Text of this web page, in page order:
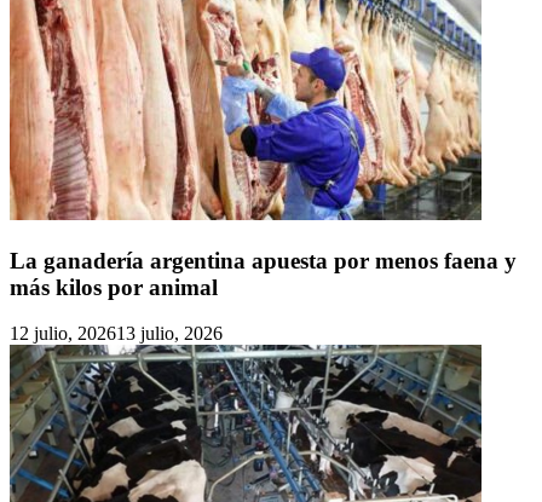
La ganadería argentina apuesta por menos faena y
más kilos por animal
12 julio, 202613 julio, 2026